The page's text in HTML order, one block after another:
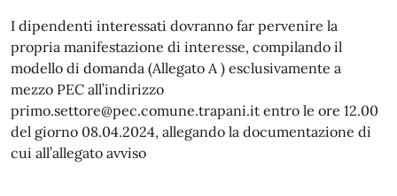
I dipendenti interessati dovranno far pervenire la
propria manifestazione di interesse, compilando il
modello di domanda (Allegato A ) esclusivamente a
mezzo PEC all’indirizzo
primo.settore@pec.comune.trapani.it entro le ore 12.00
del giorno 08.04.2024, allegando la documentazione di
cui all’allegato avviso